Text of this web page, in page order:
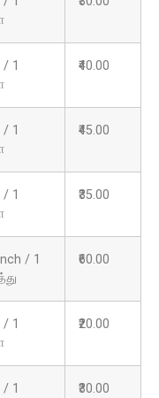
/ 1
₹40.00
/ 1
₹45.00
/ 1
₹35.00
/ 1
₹60.00
/ 1
₹20.00
/ 1
₹30.00